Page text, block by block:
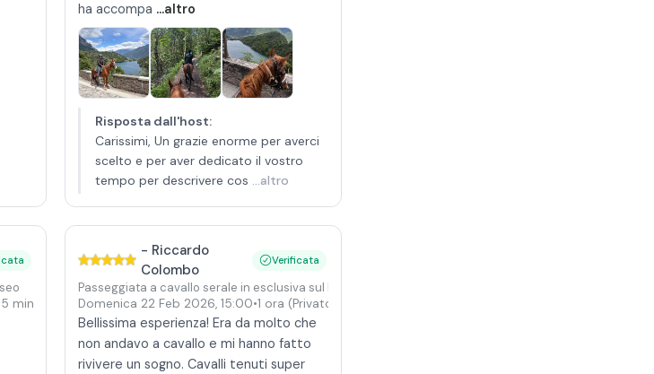
ha accompa ...altro
Risposta dall'host:
Carissimi, Un grazie enorme per averci
scelto e per aver dedicato il vostro
tempo per descrivere cos ...altro
min
- Riccardo
Colombo
Verificata
Passeggiata a cavallo serale in esclusiva sul Lago d'Iseo
Domenica 22 Feb 2026, 15:00•1 ora (Privato)
Bellissima esperienza! Era da molto che
non andavo a cavallo e mi hanno fatto
rivivere un sogno. Cavalli tenuti super